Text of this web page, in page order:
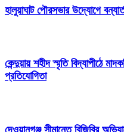
হালুয়াঘাট পৌরসভার উদ্যোগে
কেন্দুয়ায় শহীদ স্মৃতি বিদ্যাপীঠে
প্রতিযোগিতা